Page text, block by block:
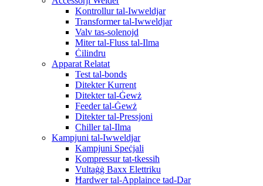
Kontrollur tal-Iwweldjar
Transformer tal-Iwweldjar
Valv tas-solenojd
Miter tal-Fluss tal-Ilma
Ċilindru
Apparat Relatat
Test tal-bonds
Ditekter Kurrent
Ditekter tal-Ġewż
Feeder tal-Ġewż
Ditekter tal-Pressjoni
Chiller tal-Ilma
Kampjuni tal-Iwweldjar
Kampjuni Speċjali
Kompressur tat-tkessiħ
Vultaġġ Baxx Elettriku
Ħardwer tal-Applaince tad-Dar